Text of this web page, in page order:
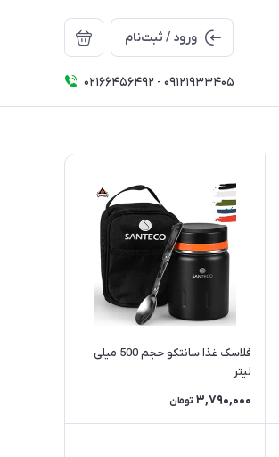
ورود / ثبت‌نام
02166456492 - 09121933405
فلاسک غذا سانتکو حجم 500 میلی
لیتر
3,790,000 تومان